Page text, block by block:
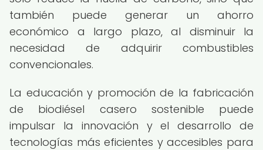
también puede generar un ahorro
económico a largo plazo, al disminuir la
necesidad de adquirir combustibles
convencionales.
La educación y promoción de la fabricación
de biodiésel casero sostenible puede
impulsar la innovación y el desarrollo de
tecnologías más eficientes y accesibles para